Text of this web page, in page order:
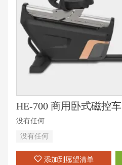
HE-700 商用卧式磁控车
没有任何
没有任何
添加到愿望清单